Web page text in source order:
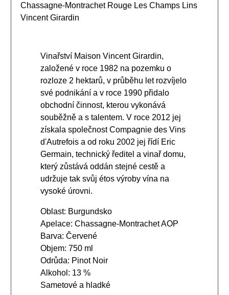
Chassagne-Montrachet Rouge Les Champs Lins
Vincent Girardin
Vinařství Maison Vincent Girardin,
založené v roce 1982 na pozemku o
rozloze 2 hektarů, v průběhu let rozvíjelo
své podnikání a v roce 1990 přidalo
obchodní činnost, kterou vykonává
souběžně a s talentem. V roce 2012 jej
získala společnost Compagnie des Vins
d'Autrefois a od roku 2002 jej řídí Eric
Germain, technický ředitel a vinař domu,
který zůstává oddán stejné cestě a
udržuje tak svůj étos výroby vína na
vysoké úrovni.
Oblast: Burgundsko
Apelace: Chassagne-Montrachet AOP
Barva: Červené
Objem: 750 ml
Odrůda: Pinot Noir
Alkohol: 13 %
Sametové a hladké